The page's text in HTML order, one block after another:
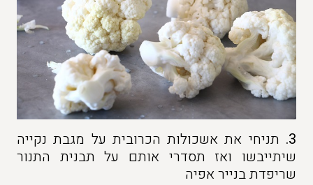
3. תניחי את אשכולות הכרובית על מגבת נקייה
שיתייבשו ואז תסדרי אותם על תבנית התנור
שריפדת בנייר אפיה